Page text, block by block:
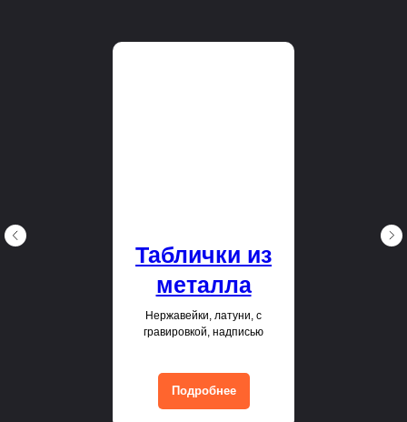
Таблички из
металла
Нержавейки, латуни, с
гравировкой, надписью
Подробнее